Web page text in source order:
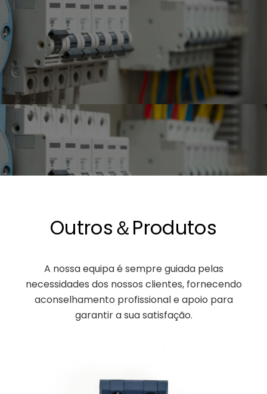
Outros＆Produtos
A nossa equipa é sempre guiada pelas
necessidades dos nossos clientes, fornecendo
aconselhamento profissional e apoio para
garantir a sua satisfação.